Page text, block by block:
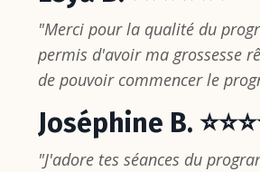
"Merci pour la qualité du
permis d'avoir ma grossesse
de pouvoir commencer le
Joséphine B.
"J'adore tes séances du